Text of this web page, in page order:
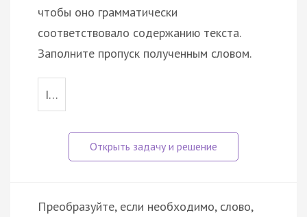
чтобы оно грамматически
соответствовало содержанию текста.
Заполните пропуск полученным словом.
I…
Преобразуйте, если необходимо, слово,